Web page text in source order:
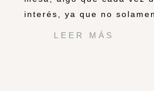
interés, ya que no
LEER MÁS